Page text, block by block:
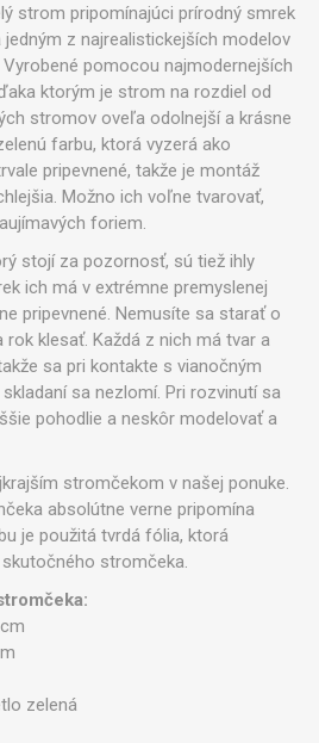
strom pripomínajúci prírodný smrek
z najrealistickejších modelov
pomocou najmodernejších
ktorým je strom na rozdiel od
stromov oveľa odolnejší a krásne
farbu, ktorá vyzerá ako
pripevnené, takže je montáž
Možno ich voľne tvarovať,
foriem.
stojí za pozornosť, sú tiež ihly
ich má v extrémne premyslenej
pripevnené. Nemusíte sa starať o
rok klesať. Každá z nich má tvar a
sa pri kontakte s vianočným
sa nezlomí. Pri rozvinutí sa
pohodlie a neskôr modelovať a
stromčekom v našej ponuke.
absolútne verne pripomína
je použitá tvrdá fólia, ktorá
stromčeka.
zelená